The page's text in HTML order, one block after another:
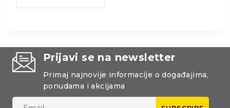
Prijavi se na newsletter
Primaj najnovije informacije o događajima,
ponudama i akcijama